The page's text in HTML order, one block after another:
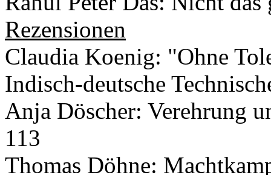
Rezensionen
Claudia Koenig: "Ohne
Indisch-deutsche
Anja Döscher: Verehrung
113
Thomas Döhne: